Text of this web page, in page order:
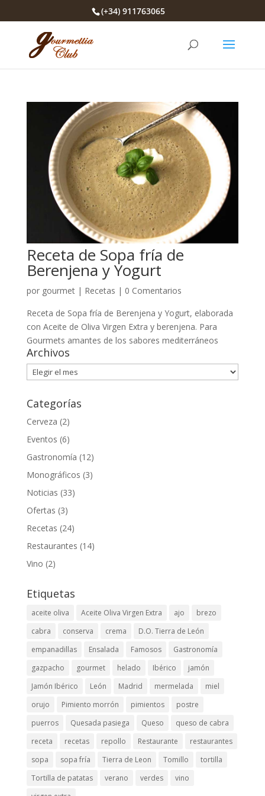
(+34) 911763065
Receta de Sopa fría de
Berenjena y Yogurt
por gourmet| Recetas | 0 Comentarios
Receta de Sopa fría de Berenjena y Yogurt, elaborada
con Aceite de Oliva Virgen Extra y berenjena. Para
Gourmets amantes de los sabores mediterráneos
Archivos
Archivos
Categorías
Cerveza (2)
Eventos (6)
Gastronomía (12)
Monográficos (3)
Noticias (33)
Ofertas (3)
Recetas (24)
Restaurantes (14)
Vino (2)
Etiquetas
aceite oliva Aceite Oliva Virgen Extra ajo
brezo
cabra
conserva crema
D.O. Tierra de León
empanadillas
Ensalada Famosos
Gastronomía
gazpacho
gourmet helado Ibérico
jamón
Jamón Ibérico
León Madrid mermelada
miel
orujo
Pimiento morrón pimientos
postre
puerros
Quesada pasiega Queso
queso de cabra
receta
recetas repollo Restaurante
restaurantes
sopa
sopa fría Tierra de Leon Tomillo
tortilla
Tortilla de patatas
verano verdes
vino